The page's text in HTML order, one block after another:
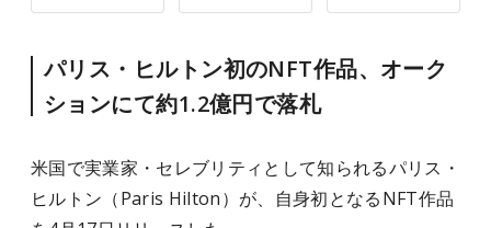
パリス・ヒルトン初のNFT作品、オーク
ションにて約1.2億円で落札
米国で実業家・セレブリティとして知られるパリス・
ヒルトン（Paris Hilton）が、自身初となるNFT作品